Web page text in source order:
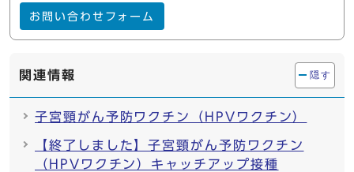
お問い合わせフォーム
関連情報 隠す
子宮頸がん予防ワクチン（HPVワクチン）
【終了しました】子宮頸がん予防ワクチン
（HPVワクチン）キャッチアップ接種